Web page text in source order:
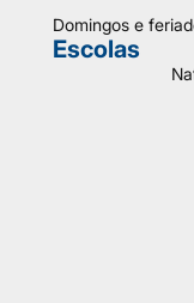
Domingos e
Escolas